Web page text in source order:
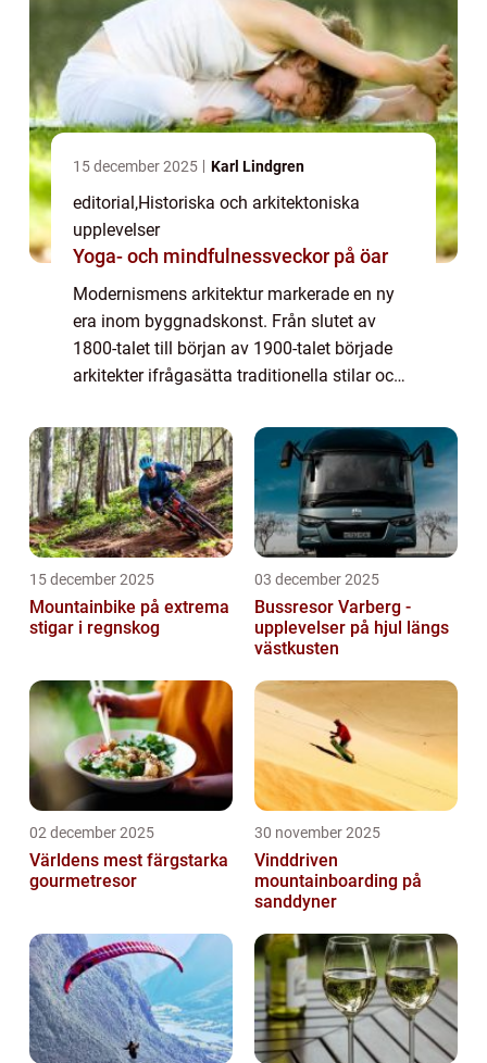
15 december 2025 Karl Lindgren
editorial,Historiska och arkitektoniska
upplevelser
Yoga- och mindfulnessveckor på öar
Modernismens arkitektur markerade en ny
era inom byggnadskonst. Från slutet av
1800-talet till början av 1900-talet började
arkitekter ifrågasätta traditionella stilar och i
15 december 2025
Mountainbike på extrema
stigar i regnskog
03 december 2025
Bussresor Varberg -
upplevelser på hjul längs
västkusten
02 december 2025
Världens mest färgstarka
gourmetresor
30 november 2025
Vinddriven
mountainboarding på
sanddyner